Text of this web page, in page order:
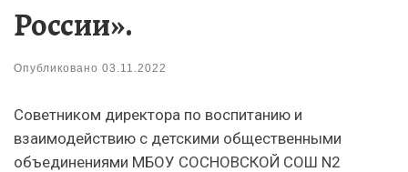
России».
Опубликовано 03.11.2022
Советником директора по воспитанию и
взаимодействию с детскими общественными
объединениями МБОУ СОСНОВСКОЙ СОШ N2